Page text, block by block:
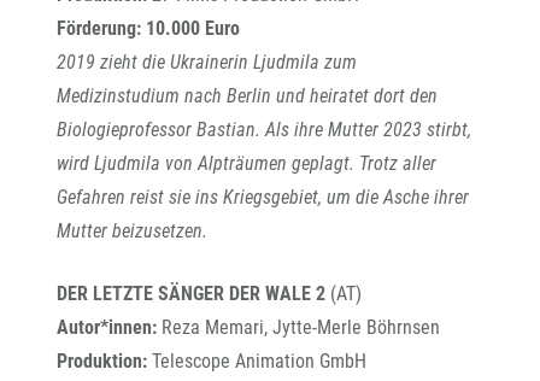
Förderung: 10.000 Euro
2019 zieht die Ukrainerin Ljudmila zum
Medizinstudium nach Berlin und heiratet dort den
Biologieprofessor Bastian. Als ihre Mutter 2023 stirbt,
wird Ljudmila von Alpträumen geplagt. Trotz aller
Gefahren reist sie ins Kriegsgebiet, um die Asche ihrer
Mutter beizusetzen.
DER LETZTE SÄNGER DER WALE 2 (AT)
Autor*innen: Reza Memari, Jytte-Merle Böhrnsen
Produktion: Telescope Animation GmbH